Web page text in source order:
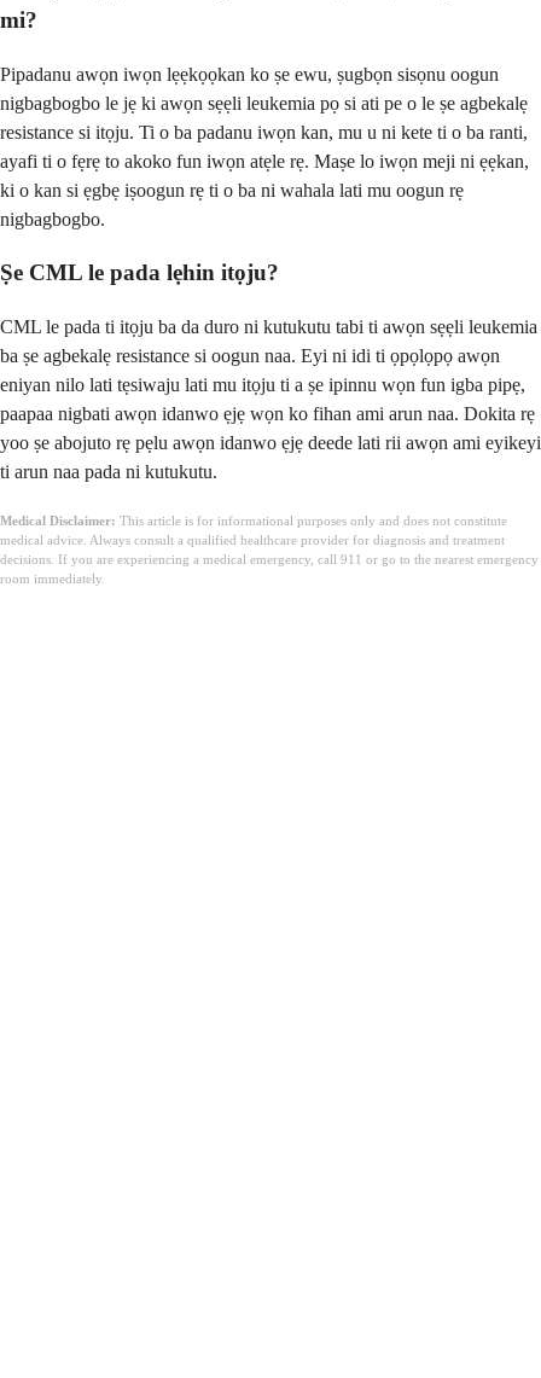
mi?
Pipadanu awọn iwọn lẹẹkọọkan ko ṣe ewu, ṣugbọn sisọnu oogun
nigbagbogbo le jẹ ki awọn sẹẹli leukemia pọ si ati pe o le ṣe agbekalẹ
resistance si itọju. Ti o ba padanu iwọn kan, mu u ni kete ti o ba ranti,
ayafi ti o fẹrẹ to akoko fun iwọn atẹle rẹ. Maṣe lo iwọn meji ni ẹẹkan,
ki o kan si ẹgbẹ iṣoogun rẹ ti o ba ni wahala lati mu oogun rẹ
nigbagbogbo.
Ṣe CML le pada lẹhin itọju?
CML le pada ti itọju ba da duro ni kutukutu tabi ti awọn sẹẹli leukemia
ba ṣe agbekalẹ resistance si oogun naa. Eyi ni idi ti ọpọlọpọ awọn
eniyan nilo lati tẹsiwaju lati mu itọju ti a ṣe ipinnu wọn fun igba pipẹ,
paapaa nigbati awọn idanwo ẹjẹ wọn ko fihan ami arun naa. Dokita rẹ
yoo ṣe abojuto rẹ pẹlu awọn idanwo ẹjẹ deede lati rii awọn ami eyikeyi
ti arun naa pada ni kutukutu.
Medical Disclaimer: This article is for informational purposes only and does not constitute
medical advice. Always consult a qualified healthcare provider for diagnosis and treatment
decisions. If you are experiencing a medical emergency, call 911 or go to the nearest emergency
room immediately.